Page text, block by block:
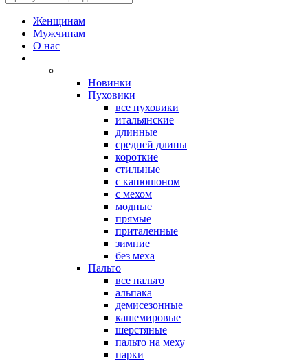
Женщинам
Мужчинам
О нас
Новинки
Пуховики
все пуховики
итальянские
длинные
средней длины
короткие
стильные
с капюшоном
с мехом
модные
прямые
приталенные
зимние
без меха
Пальто
все пальто
альпака
демисезонные
кашемировые
шерстяные
пальто на меху
парки